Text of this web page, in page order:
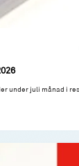
under juli månad i